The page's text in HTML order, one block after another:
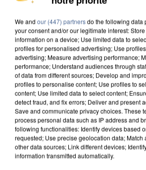
INTERPELLÉ EN ALGÉRIE
We and our (447) partnersdo the following data
your consent and/or our legitimate interest:
information on a device; Use limited data to
profiles for personalised advertising; Use
advertising; Measure advertising performance;
performance; Understand audiences through
of data from different sources; Develop and
profiles to personalise content; Use profiles to
content; Use limited data to select content;
detect fraud, and fix errors; Deliver and present
Save and communicate privacy choices. These
process personal data such as IP address and
following functionalities: Identify devices based
requested; Use precise geolocation data; Match
other data sources; Link different devices;
information transmitted automatically.